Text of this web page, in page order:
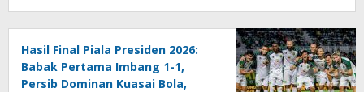
Hasil Final Piala Presiden 2026:
Babak Pertama Imbang 1-1,
Persib Dominan Kuasai Bola,